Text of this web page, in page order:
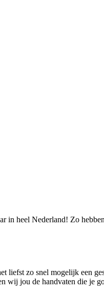
heel Nederland! Zo
zo snel mogelijk een
jou de handvaten die je